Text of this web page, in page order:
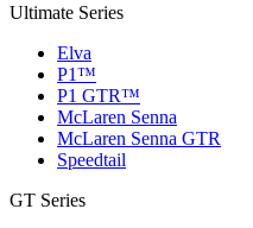
Ultimate Series
Elva
P1™
P1 GTR™
McLaren Senna
McLaren Senna GTR
Speedtail
GT Series